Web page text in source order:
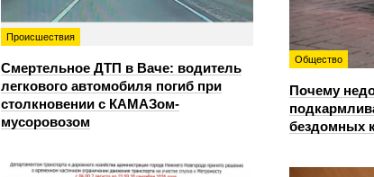
Происшествия
Смертельное ДТП в Ваче: водитель
легкового автомобиля погиб при
столкновении с КАМАЗом-
мусоровозом
Общество
Почему
бездомных